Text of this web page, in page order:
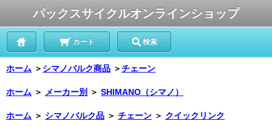
パックスサイクルオンラインショップ
カート 検索
ホーム ＞ シマノバルク商品 ＞チェーン
ホーム ＞ メーカー別 ＞ SHIMANO（シマノ）
ホーム ＞ シマノバルク品 ＞ チェーン ＞ クイックリンク